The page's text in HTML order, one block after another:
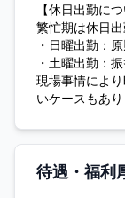
【休日出勤につ
繁忙期は休日
・日曜出勤：
・土曜出勤：
現場事情によ
いケースもあり
待遇・福利